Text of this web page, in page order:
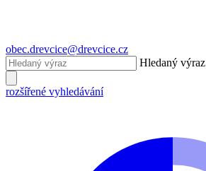
obec.drevcice@drevcice.cz
Hledaný výraz
rozšířené vyhledávání